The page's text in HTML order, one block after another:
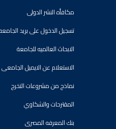
مكافأه النشر الدولى
تسجيل الدخول على بريد
الابحاث العالميه للجامعة
الاستعلام عن الايميل الجامعى
نماذج من مشروعات التخرج
المقترحات والشكاوي
بنك المعرفه المصرى